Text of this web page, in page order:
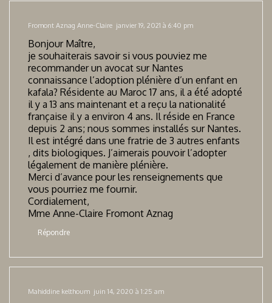
Fromont Aznag Anne-Claire janvier 19, 2021 à 6:40 pm
Bonjour Maître,
je souhaiterais savoir si vous pouviez me
recommander un avocat sur Nantes
connaissance l’adoption plénière d’un enfant en
kafala? Résidente au Maroc 17 ans, il a été adopté
il y a 13 ans maintenant et a reçu la nationalité
française il y a environ 4 ans. Il réside en France
depuis 2 ans; nous sommes installés sur Nantes.
Il est intégré dans une fratrie de 3 autres enfants
, dits biologiques. J’aimerais pouvoir l’adopter
légalement de manière plénière.
Merci d’avance pour les renseignements que
vous pourriez me fournir.
Cordialement,
Mme Anne-Claire Fromont Aznag
Répondre
Mahiddine kelthoum juin 14, 2020 à 1:25 am